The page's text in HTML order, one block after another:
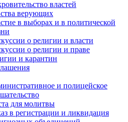
властей
верующих
в выборах и в политической
о религии и власти
о религии и праве
и карантин
и полицейское
для молитвы
в регистрации и ликвидация